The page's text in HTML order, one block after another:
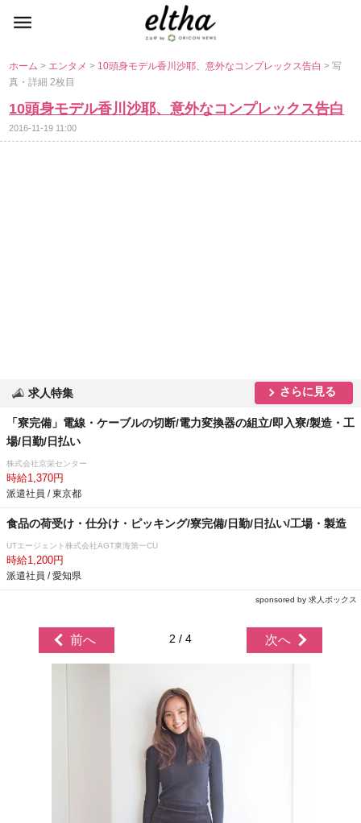
ホーム> エンタメ> 10頭身モデル香川沙耶、意外なコンプレックス告白> 写
真・詳細 2枚目
10頭身モデル香川沙耶、意外なコンプレックス告白
2016-11-19 11:00
求人特集 さらに見る
「寮完備」電線・ケーブルの切断/電力変換器の組立/即入寮/製造・工
場/日勤/日払い
株式会社京栄センター
時給1,370円
派遣社員 / 東京都
食品の荷受け・仕分け・ピッキング/寮完備/日勤/日払い/工場・製造
UTエージェント株式会社AGT東海第一CU
時給1,200円
派遣社員 / 愛知県
sponsored by 求人ボックス
前へ 2 / 4 次へ